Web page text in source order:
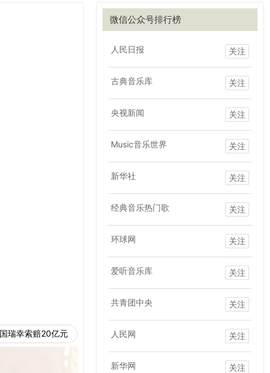
微信公众号排行榜
人民日报 关注
古典音乐库 关注
央视新闻 关注
Music音乐世界 关注
新华社 关注
经典音乐热门歌 关注
环球网 关注
爱听音乐库 关注
共青团中央 关注
人民网 关注
新华网 关注
瑞幸索赔20亿元